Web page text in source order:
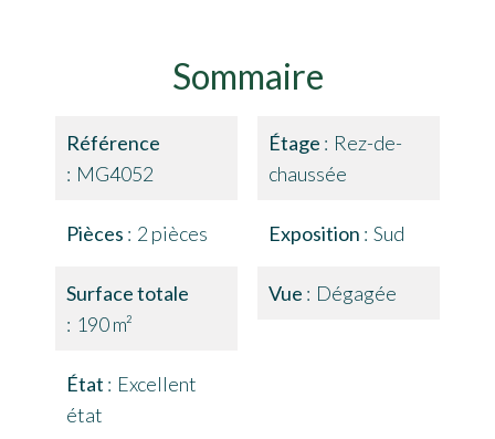
Sommaire
Référence
MG4052
Pièces 2 pièces
Surface totale
190 m²
État
Excellent
état
Étage
Rez-de-
chaussée
Exposition Sud
Vue Dégagée